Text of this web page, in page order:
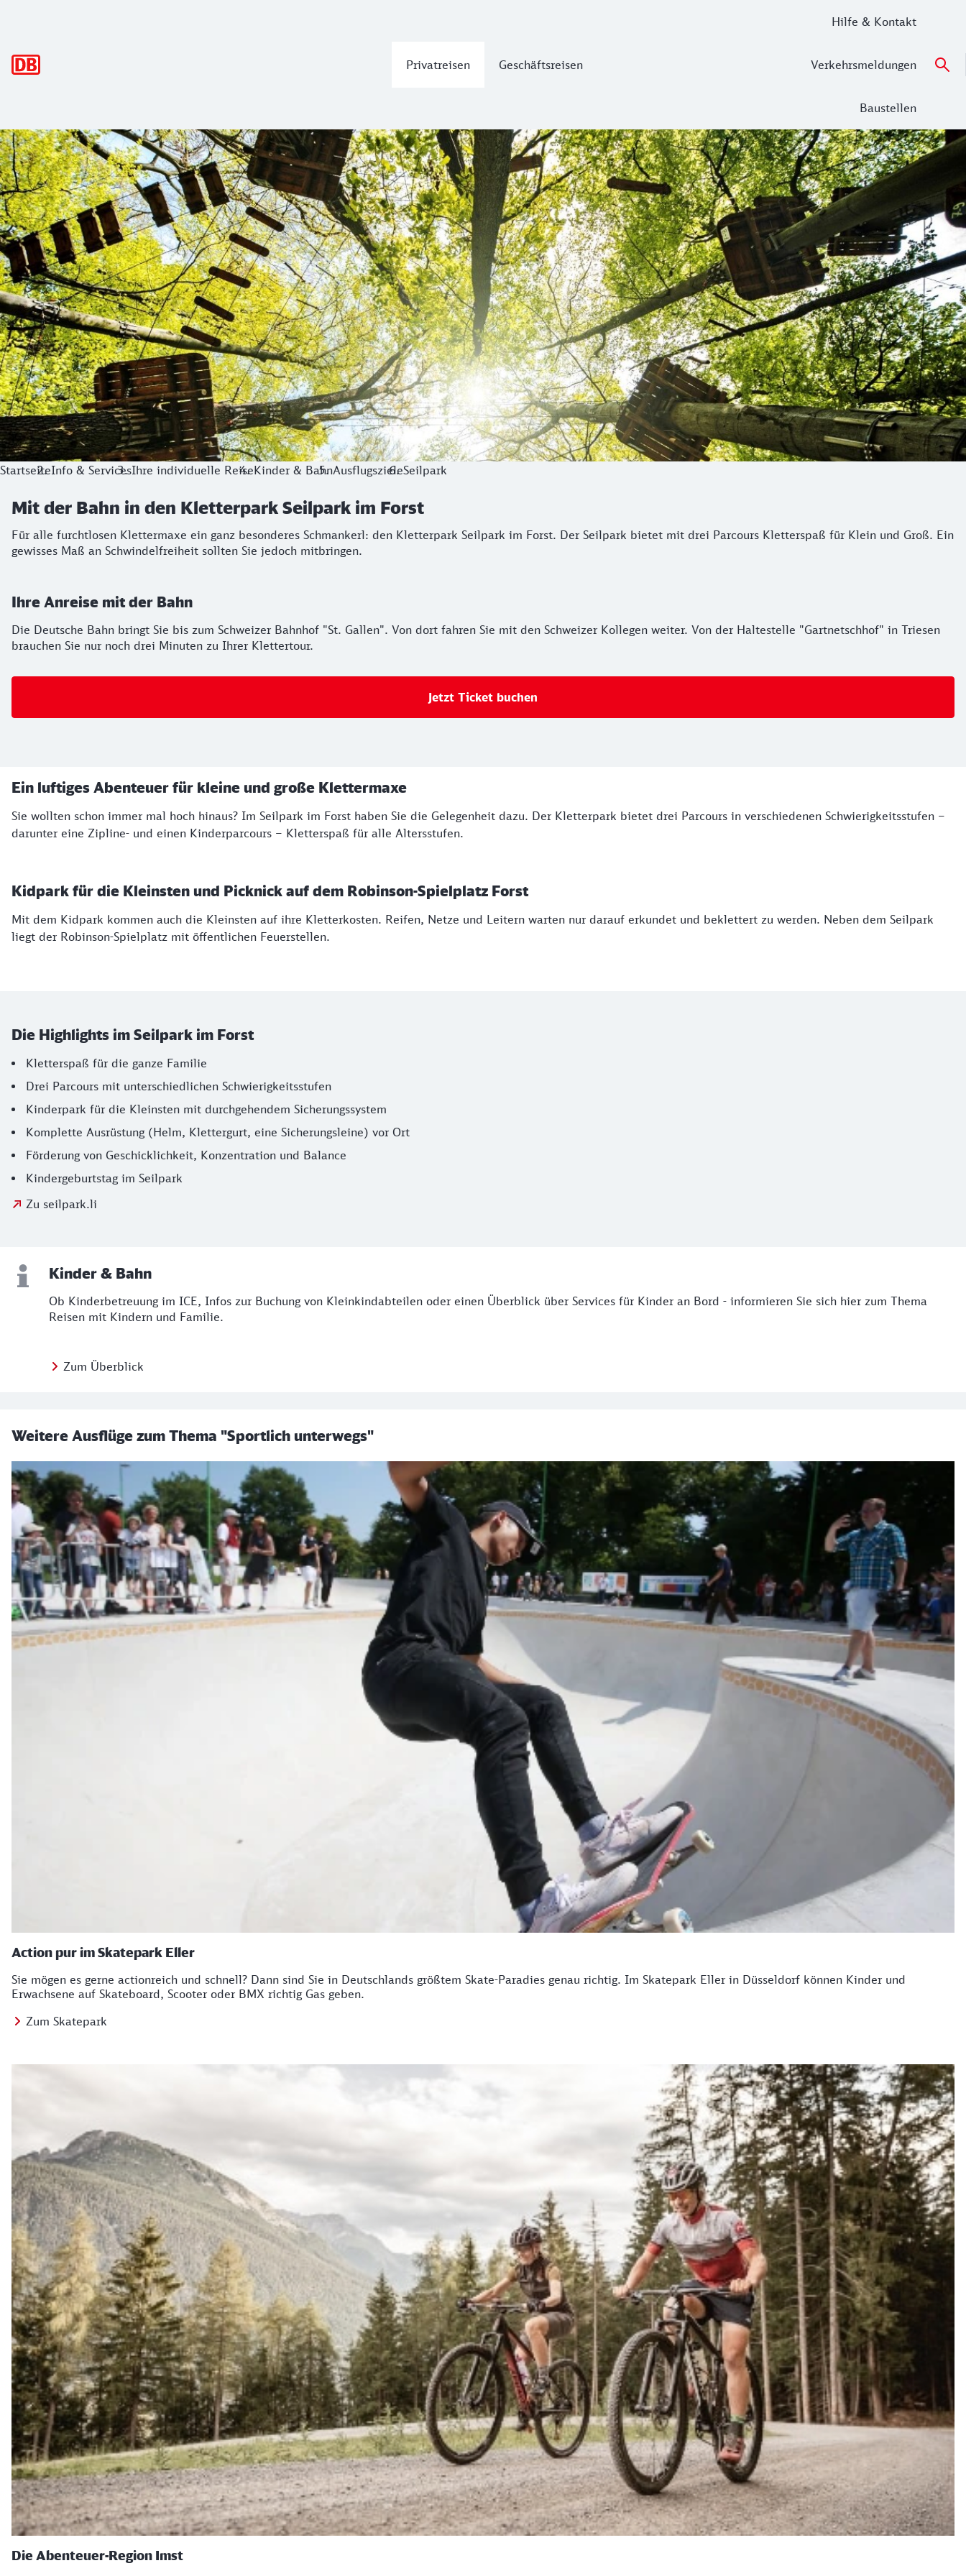
Privatreisen Geschäftsreisen
Hilfe & Kontakt
Verkehrsmeldungen
Baustellen
Mit der Bahn in den Kletterpark Seilpark im Forst
Für alle furchtlosen Klettermaxe ein ganz besonderes Schmankerl: den Kletterpark Seilpark im Forst. Der Seilpark bietet mit drei Parcours Kletterspaß für Klein und Groß. Ein
StartseiteInfo & ServicesIhre individuelle ReiseKinder & BahnAusflugszieleSeilpark
Mit der Bahn in den Kletterpark Seilpark im Forst
Für alle furchtlosen Klettermaxe ein ganz besonderes Schmankerl: den Kletterpark Seilpark im Forst. Der Seilpark bietet mit drei Parcours Kletterspaß für Klein und Groß. Ein
gewisses Maß an Schwindelfreiheit sollten Sie jedoch mitbringen.
Ihre Anreise mit der Bahn
Die Deutsche Bahn bringt Sie bis zum Schweizer Bahnhof "St. Gallen". Von dort fahren Sie mit den Schweizer Kollegen weiter. Von der Haltestelle "Gartnetschhof" in Triesen
brauchen Sie nur noch drei Minuten zu Ihrer Klettertour.
Jetzt Ticket buchen
Ein luftiges Abenteuer für kleine und große Klettermaxe
Sie wollten schon immer mal hoch hinaus? Im Seilpark im Forst haben Sie die Gelegenheit dazu. Der Kletterpark bietet drei Parcours in verschiedenen Schwierigkeitsstufen –
darunter eine Zipline- und einen Kinderparcours – Kletterspaß für alle Altersstufen.
Kidpark für die Kleinsten und Picknick auf dem Robinson-Spielplatz Forst
Mit dem Kidpark kommen auch die Kleinsten auf ihre Kletterkosten. Reifen, Netze und Leitern warten nur darauf erkundet und beklettert zu werden. Neben dem Seilpark
liegt der Robinson-Spielplatz mit öffentlichen Feuerstellen.
Die Highlights im Seilpark im Forst
Kletterspaß für die ganze Familie
Drei Parcours mit unterschiedlichen Schwierigkeitsstufen
Kinderpark für die Kleinsten mit durchgehendem Sicherungssystem
Komplette Ausrüstung (Helm, Klettergurt, eine Sicherungsleine) vor Ort
Förderung von Geschicklichkeit, Konzentration und Balance
Kindergeburtstag im Seilpark
Zu seilpark.li
Kinder & Bahn
Ob Kinderbetreuung im ICE, Infos zur Buchung von Kleinkindabteilen oder einen Überblick über Services für Kinder an Bord - informieren Sie sich hier zum Thema
Reisen mit Kindern und Familie.
Zum Überblick
Weitere Ausflüge zum Thema "Sportlich unterwegs"
Action pur im Skatepark Eller
Sie mögen es gerne actionreich und schnell? Dann sind Sie in Deutschlands größtem Skate-Paradies genau richtig. Im Skatepark Eller in Düsseldorf können Kinder und
Erwachsene auf Skateboard, Scooter oder BMX richtig Gas geben.
Zum Skatepark
Die Abenteuer-Region Imst